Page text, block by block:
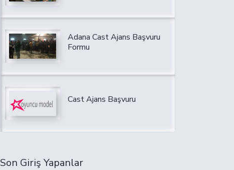
Adana Cast Ajans Başvuru
Formu
Cast Ajans Başvuru
Son Giriş Yapanlar